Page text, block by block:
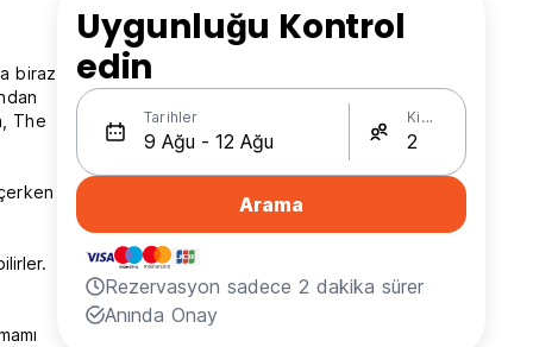
biraz
The
Uygunluğu Kontrol
edin
Tarihler Kişi Sayısı
Arama
Rezervasyon sadece 2 dakika sürer
Anında Onay